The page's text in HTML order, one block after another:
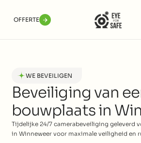
WE BEVEILIGEN
Beveiliging van
bouwplaats in
Tijdelijke 24/7 camerabeveiliging geleverd
in Winneweer voor maximale veiligheid en
OFFERTE
OFFERTE
Projecten
Diensten
Over ons
Contact
OFFERTE AANVRAGEN +31 6 13780961